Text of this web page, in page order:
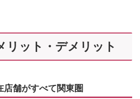
リット・デメリット
店舗がすべて関東圏